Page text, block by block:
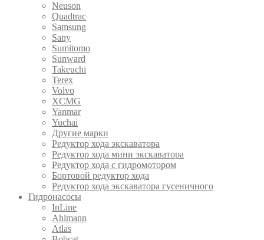
Neuson
Quadtrac
Samsung
Sany
Sumitomo
Sunward
Takeuchi
Terex
Volvo
XCMG
Yanmar
Yuchai
Другие марки
Редуктор хода экскаватора
Редуктор хода мини экскаватора
Редуктор хода с гидромотором
Бортовой редуктор хода
Редуктор хода экскаватора гусеничного
Гидронасосы
InLine
Ahlmann
Atlas